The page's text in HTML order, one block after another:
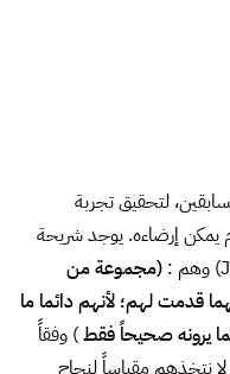
لتحقيق تجربة
إرضاءه. يوجد شريحة
(مجموعة من
لهم؛ لأنهم دائما ما
بما يرونه صحيحاً فقط) وفقاً
نتخذهم مقياساً لنجاح